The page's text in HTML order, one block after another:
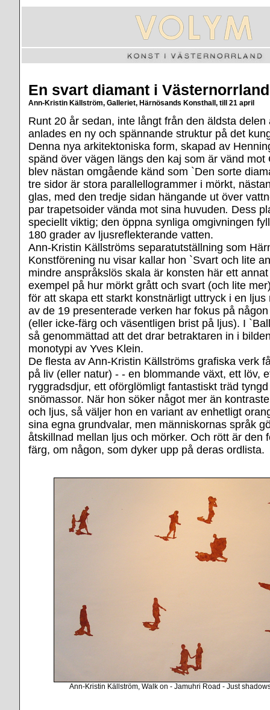
En svart diamant i Västernorrland
Ann-Kristin Källström, Galleriet, Härnösands Konsthall, till 21 april
Runt 20 år sedan, inte långt från den äldsta delen
anlades en ny och spännande struktur på det
Denna nya arkitektoniska form, skapad av
spänd över vägen längs den kaj som är vänd mot
blev nästan omgående känd som `Den sorte
tre sidor är stora parallellogrammer i mörkt,
glas, med den tredje sidan hängande ut över
par trapetsoider vända mot sina huvuden. Dess
speciellt viktig; den öppna synliga omgivningen
180 grader av ljusreflekterande vatten.
Ann-Kristin Källströms separatutställning som
Konstförening nu visar kallar hon `Svart och lite
mindre anspråkslös skala är konsten här ett
exempel på hur mörkt grått och svart (och lite
för att skapa ett starkt konstnärligt uttryck i en ljus
av de 19 presenterade verken har fokus på
(eller icke-färg och väsentligen brist på ljus). I
så genommättad att det drar betraktaren in i
monotypi av Yves Klein.
De flesta av Ann-Kristin Källströms grafiska verk
på liv (eller natur) - - en blommande växt, ett löv,
ryggradsdjur, ett oförglömligt fantastiskt träd
snömassor. När hon söker något mer än
och ljus, så väljer hon en variant av enhetligt
sina egna grundvalar, men människornas språk
åtskillnad mellan ljus och mörker. Och rött är den
färg, om någon, som dyker upp på deras ordlista.
Ann-Kristin Källström, Walk on - Jamuhri Road - Just